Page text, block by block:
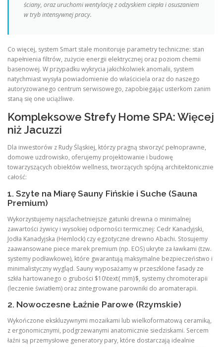
ściany, oraz uruchomi wentylację z odzyskiem ciepła i osuszaniem
w tryb intensywnej pracy.
Co więcej, system Smart stale monitoruje parametry techniczne: stan
napełnienia filtrów, zużycie energii elektrycznej oraz poziom chemii
basenowej. W przypadku wykrycia jakichkolwiek anomalii, system
natychmiast wysyła powiadomienie do właściciela oraz do naszego
autoryzowanego centrum serwisowego, zapobiegając usterkom zanim
staną się one uciążliwe.
Kompleksowe Strefy Home SPA: Więcej
niż Jacuzzi
Dla inwestorów z Rudy Śląskiej, którzy pragną stworzyć pełnoprawne,
domowe uzdrowisko, oferujemy projektowanie i budowę
towarzyszących obiektów wellness, tworzących spójną architektonicznie
całość:
1. Szyte na Miarę Sauny Fińskie i Suche (Sauna
Premium)
Wykorzystujemy najszlachetniejsze gatunki drewna o minimalnej
zawartości żywicy i wysokiej odporności termicznej: Cedr Kanadyjski,
Jodła Kanadyjska (Hemlock) czy egzotyczne drewno Abachi. Stosujemy
zaawansowane piece marek premium (np. EOS) ukryte za ławkami (tzw.
systemy podławkowe), które gwarantują maksymalne bezpieczeństwo i
minimalistyczny wygląd. Sauny wyposażamy w przeszklone fasady ze
szkła hartowanego o grubości $10\text{ mm}$, systemy chromoterapii
(leczenie światłem) oraz zintegrowane parowniki do aromaterapii.
2. Nowoczesne Łaźnie Parowe (Rzymskie)
Wykończone ekskluzywnymi mozaikami lub wielkoformatową ceramiką,
z ergonomicznymi, podgrzewanymi anatomicznie siedziskami. Sercem
łaźni są przemysłowe generatory pary, które dostarczają idealnie